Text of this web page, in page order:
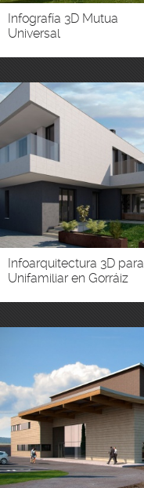
Infografía 3D Mutua
Universal
Infoarquitectura 3D para
Unifamiliar en Gorráiz